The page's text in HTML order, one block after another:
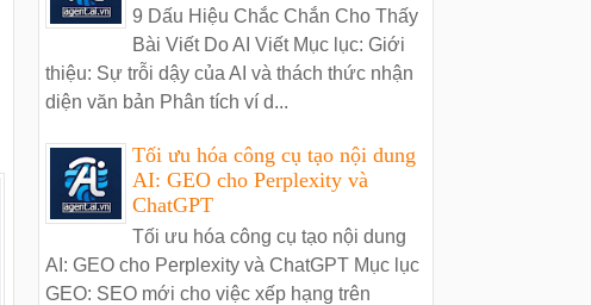
9 Dấu Hiệu Chắc Chắn Cho Thấy
Bài Viết Do AI Viết Mục lục: Giới
thiệu: Sự trỗi dậy của AI và thách thức nhận
diện văn bản Phân tích ví d...
Tối ưu hóa công cụ tạo nội dung
AI: GEO cho Perplexity và
ChatGPT
Tối ưu hóa công cụ tạo nội dung
AI: GEO cho Perplexity và ChatGPT Mục lục
GEO: SEO mới cho việc xếp hạng trên